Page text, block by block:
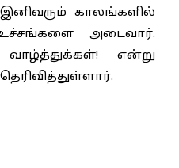
காலங்களில்
அடைவார்.
என்று